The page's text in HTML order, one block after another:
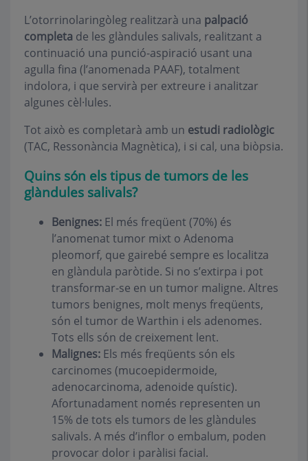
L’otorrinolaringòleg realitzarà una palpació
completa de les glàndules salivals, realitzant a
continuació una punció-aspiració usant una
agulla fina (l’anomenada PAAF), totalment
indolora, i que servirà per extreure i analitzar
algunes cèl·lules.
Tot això es completarà amb un estudi radiològic
(TAC, Ressonància Magnètica), i si cal, una biòpsia.
Quins són els tipus de tumors de les
glàndules salivals?
Benignes: El més freqüent (70%) és
l’anomenat tumor mixt o Adenoma
pleomorf, que gairebé sempre es localitza
en glàndula paròtide. Si no s’extirpa i pot
transformar-se en un tumor maligne. Altres
tumors benignes, molt menys freqüents,
són el tumor de Warthin i els adenomes.
Tots ells són de creixement lent.
Malignes: Els més freqüents són els
carcinomes (mucoepidermoide,
adenocarcinoma, adenoide quístic).
Afortunadament només representen un
15% de tots els tumors de les glàndules
salivals. A més d’inflor o embalum, poden
provocar dolor i paràlisi facial.